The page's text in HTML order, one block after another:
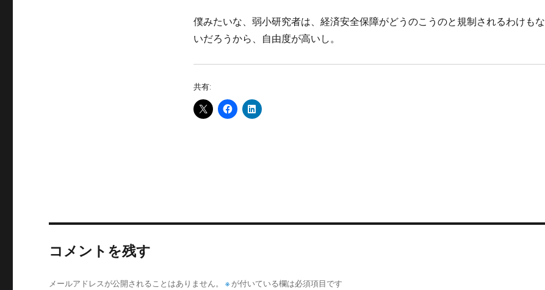
僕みたいな、弱小研究者は、経済安全保障がどうのこうのと規制されるわけもな
いだろうから、自由度が高いし。
共有:
コメントを残す
メールアドレスが公開されることはありません。 ※ が付いている欄は必須項目です